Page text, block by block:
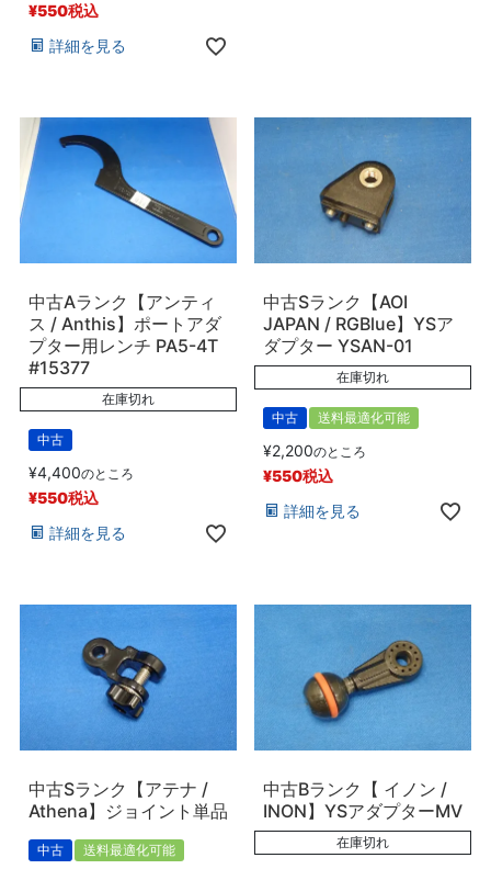
¥550税込
詳細を見る
中古Aランク【アンティ
ス / Anthis】ポートアダ
プター用レンチ PA5-4T
#15377
在庫切れ
中古
¥4,400のところ
¥550税込
詳細を見る
中古Sランク【AOI
JAPAN / RGBlue】YSア
ダプター YSAN-01
在庫切れ
中古 送料最適化可能
¥2,200のところ
¥550税込
詳細を見る
中古Sランク【アテナ /
Athena】ジョイント単品
中古 送料最適化可能
中古Bランク【 イノン /
INON】YSアダプターMV
在庫切れ